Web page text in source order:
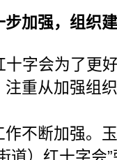
加强，组织
字会为了更
重从加强组
不断加强。